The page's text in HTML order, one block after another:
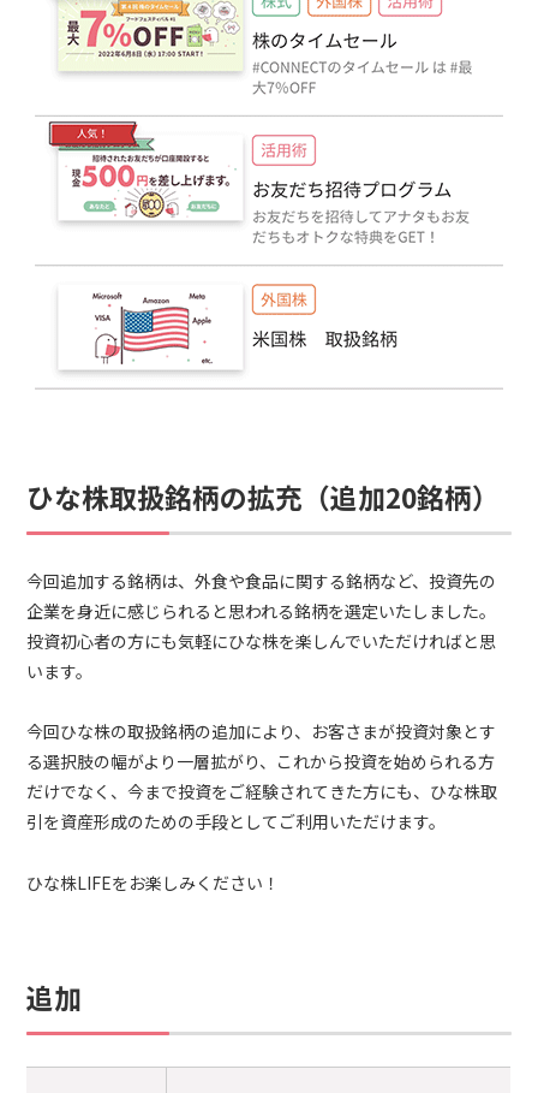
ひな株取扱銘柄の拡充（追加20銘柄）
今回追加する銘柄は、外食や食品に関する銘柄など、投資先の
企業を身近に感じられると思われる銘柄を選定いたしました。
投資初心者の方にも気軽にひな株を楽しんでいただければと思
います。
今回ひな株の取扱銘柄の追加により、お客さまが投資対象とす
る選択肢の幅がより一層拡がり、これから投資を始められる方
だけでなく、今まで投資をご経験されてきた方にも、ひな株取
引を資産形成のための手段としてご利用いただけます。
ひな株LIFEをお楽しみください！
追加